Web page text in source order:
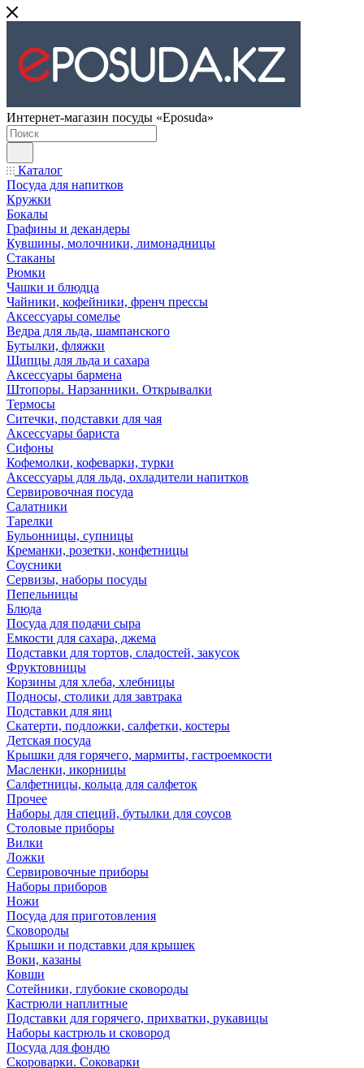
Интернет-магазин посуды «Eposuda»
Каталог
Посуда для напитков
Кружки
Бокалы
Графины и декандеры
Кувшины, молочники, лимонадницы
Стаканы
Рюмки
Чашки и блюдца
Чайники, кофейники, френч прессы
Аксессуары сомелье
Ведра для льда, шампанского
Бутылки, фляжки
Щипцы для льда и сахара
Аксессуары бармена
Штопоры. Нарзанники. Открывалки
Термосы
Ситечки, подставки для чая
Аксессуары бариста
Сифоны
Кофемолки, кофеварки, турки
Аксессуары для льда, охладители напитков
Сервировочная посуда
Салатники
Тарелки
Бульонницы, супницы
Креманки, розетки, конфетницы
Соусники
Сервизы, наборы посуды
Пепельницы
Блюда
Посуда для подачи сыра
Емкости для сахара, джема
Подставки для тортов, сладостей, закусок
Фруктовницы
Корзины для хлеба, хлебницы
Подносы, столики для завтрака
Подставки для яиц
Скатерти, подложки, салфетки, костеры
Детская посуда
Крышки для горячего, мармиты, гастроемкости
Масленки, икорницы
Салфетницы, кольца для салфеток
Прочее
Наборы для специй, бутылки для соусов
Столовые приборы
Вилки
Ложки
Сервировочные приборы
Наборы приборов
Ножи
Посуда для приготовления
Сковороды
Крышки и подставки для крышек
Воки, казаны
Ковши
Сотейники, глубокие сковороды
Кастрюли наплитные
Подставки для горячего, прихватки, рукавицы
Наборы кастрюль и сковород
Посуда для фондю
Скороварки. Соковарки